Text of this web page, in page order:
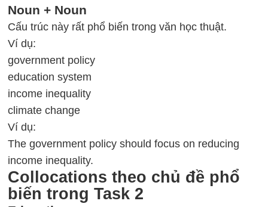
Noun + Noun
Cấu trúc này rất phổ biến trong văn học thuật.
Ví dụ:
government policy
education system
income inequality
climate change
Ví dụ:
The government policy should focus on reducing
income inequality.
Collocations theo chủ đề phổ
biến trong Task 2